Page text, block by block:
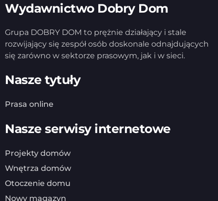
Wydawnictwo Dobry Dom
Grupa DOBRY DOM to prężnie działający i stale
rozwijający się zespół osób doskonale odnajdujących
się zarówno w sektorze prasowym, jak i w sieci.
Nasze tytuły
Prasa online
Nasze serwisy internetowe
Projekty domów
Wnętrza domów
Otoczenie domu
Nowy magazyn